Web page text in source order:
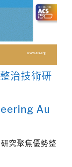
治技術研
Au
研究聚焦優勢整